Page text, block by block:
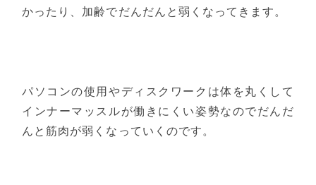
かったり、加齢でだんだんと弱くなってきます。
パソコンの使用やディスクワークは体を丸くして
インナーマッスルが働きにくい姿勢なのでだんだ
んと筋肉が弱くなっていくのです。